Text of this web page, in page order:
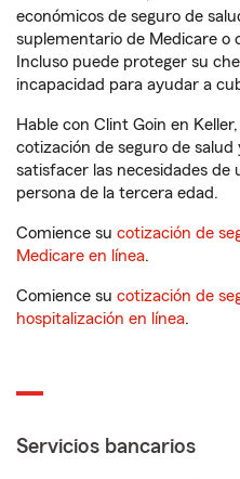
económicos de seguro de
suplementario de Medicare o
Incluso puede proteger su
incapacidad para ayudar a
Hable con Clint Goin en
cotización de seguro de
satisfacer las necesidades
persona de la tercera edad.
Comience su cotización de
Medicare en línea.
Comience su cotización de
hospitalización en línea.
Servicios bancarios